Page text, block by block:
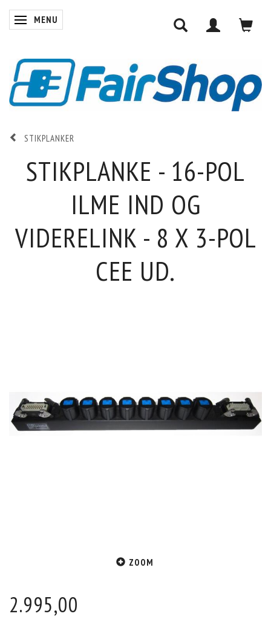
SKIFTE NAVIGATION
MENU
STIKPLANKER
STIKPLANKE - 16-POL
ILME IND OG
VIDERELINK - 8 X 3-POL
CEE UD.
ZOOM
2.995,00